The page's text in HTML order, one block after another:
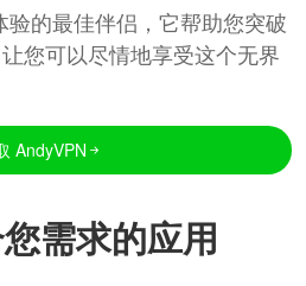
的最佳伴侣，它帮助您突破
您可以尽情地享受这个无界
AndyVPN
需求的应用